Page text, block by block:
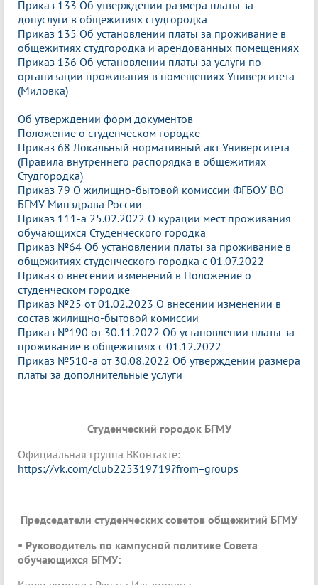
Приказ 133 Об утверждении размера платы за
допуслуги в общежитиях студгородка
Приказ 135 Об установлении платы за проживание в
общежитиях студгородка и арендованных помещениях
Приказ 136 Об установлении платы за услуги по
организации проживания в помещениях Университета
(Миловка)
Об утверждении форм документов
Положение о студенческом городке
Приказ 68 Локальный нормативный акт Университета
(Правила внутреннего распорядка в общежитиях
Студгородка)
Приказ 79 О жилищно-бытовой комиссии ФГБОУ ВО
БГМУ Минздрава России
Приказ 111-а 25.02.2022 О курации мест проживания
обучающихся Студенческого городка
Приказ №64 Об установлении платы за проживание в
общежитиях студенческого городка с 01.07.2022
Приказ о внесении изменений в Положение о
студенческом городке
Приказ №25 от 01.02.2023 О внесении изменении в
состав жилищно-бытовой комиссии
Приказ №190 от 30.11.2022 Об установлении платы за
проживание в общежитиях с 01.12.2022
Приказ №510-а от 30.08.2022 Об утверждении размера
платы за дополнительные услуги
Студенческий городок БГМУ
Официальная группа ВКонтакте:
https://vk.com/club225319719?from=groups
Председатели студенческих советов общежитий БГМУ
• Руководитель по кампусной политике Совета
обучающихся БГМУ: